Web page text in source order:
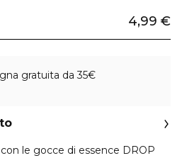
4,99 €
gratuita da 35€
le gocce di essence DROP